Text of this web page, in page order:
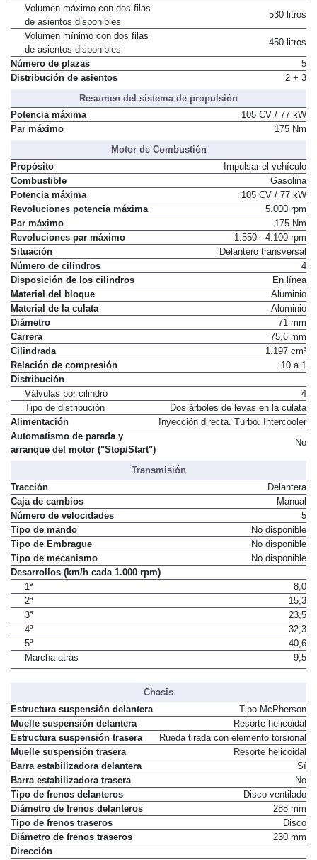
Volumen máximo con dos filas
de asientos disponibles
530 litros
Volumen mínimo con dos filas
de asientos disponibles
450 litros
Número de plazas
5
Distribución de asientos
2 + 3
Resumen del sistema de propulsión
Potencia máxima
105 CV / 77 kW
Par máximo
175 Nm
Motor de Combustión
Propósito
Impulsar el vehículo
Combustible
Gasolina
Potencia máxima
105 CV / 77 kW
Revoluciones potencia máxima
5.000 rpm
Par máximo
175 Nm
Revoluciones par máximo
1.550 - 4.100 rpm
Situación
Delantero transversal
Número de cilindros
4
Disposición de los cilindros
En línea
Material del bloque
Aluminio
Material de la culata
Aluminio
Diámetro
71 mm
Carrera
75,6 mm
Cilindrada
1.197 cm³
Relación de compresión
10 a 1
Distribución
Válvulas por cilindro
4
Tipo de distribución
Dos árboles de levas en la culata
Alimentación
Inyección directa. Turbo. Intercooler
Automatismo de parada y
arranque del motor ("Stop/Start")
No
Transmisión
Tracción
Delantera
Caja de cambios
Manual
Número de velocidades
5
Tipo de mando
No disponible
Tipo de Embrague
No disponible
Tipo de mecanismo
No disponible
Desarrollos (km/h cada 1.000 rpm)
1ª
8,0
2ª
15,3
3ª
23,5
4ª
32,3
5ª
40,6
Marcha atrás
9,5
Chasis
Estructura suspensión delantera
Tipo McPherson
Muelle suspensión delantera
Resorte helicoidal
Estructura suspensión trasera
Rueda tirada con elemento torsional
Muelle suspensión trasera
Resorte helicoidal
Barra estabilizadora delantera
Sí
Barra estabilizadora trasera
No
Tipo de frenos delanteros
Disco ventilado
Diámetro de frenos delanteros
288 mm
Tipo de frenos traseros
Disco
Diámetro de frenos traseros
230 mm
Dirección